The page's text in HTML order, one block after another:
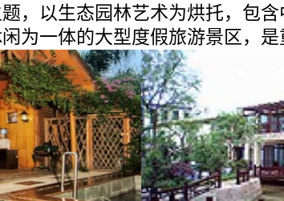
，以生态园林艺术为烘托，包
为一体的大型度假旅游景区，是